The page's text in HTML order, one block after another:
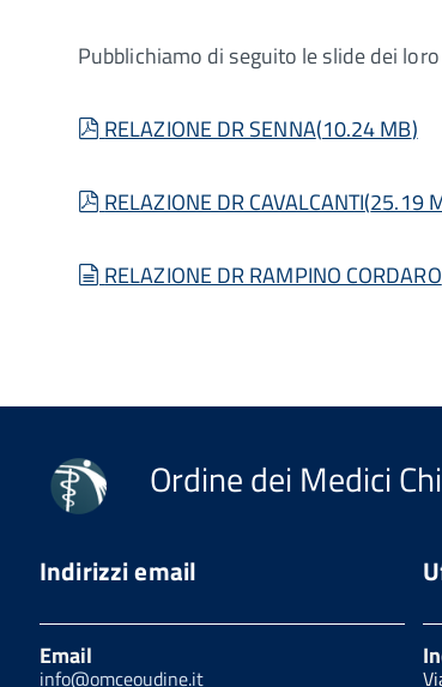
Pubblichiamo di seguito le slide dei
pdf
RELAZIONE DR SENNA(10.24 MB)
pdf
RELAZIONE DR CAVALCANTI(25.19
document
RELAZIONE DR RAMPINO CORDARO
Ordine dei Medici
Indirizzi email
Email
info@omceoudine.it